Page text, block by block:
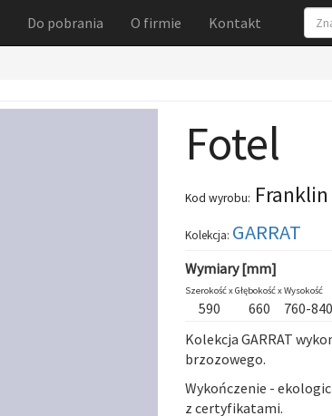
Do pobrania O firmie Kontakt
Fotel
Kod wyrobu: Franklin
Kolekcja: GARRAT
Wymiary [mm]
Szerokość xGłębokość xWysokość
590 660
760-840
Kolekcja GARRAT
brzozowego.
Wykończenie -
z certyfikatami.